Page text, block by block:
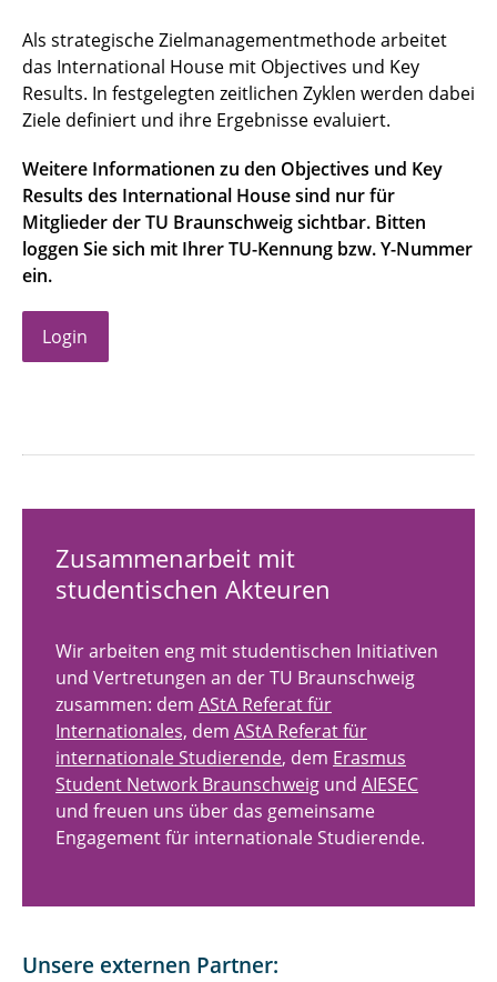
Als strategische Zielmanagementmethode arbeitet
das International House mit Objectives und Key
Results. In festgelegten zeitlichen Zyklen werden dabei
Ziele definiert und ihre Ergebnisse evaluiert.
Weitere Informationen zu den Objectives und Key
Results des International House sind nur für
Mitglieder der TU Braunschweig sichtbar. Bitten
loggen Sie sich mit Ihrer TU-Kennung bzw. Y-Nummer
ein.
Login
Zusammenarbeit mit
studentischen Akteuren
Wir arbeiten eng mit studentischen Initiativen
und Vertretungen an der TU Braunschweig
zusammen: dem AStA Referat für
Internationales, dem AStA Referat für
internationale Studierende, dem Erasmus
Student Network Braunschweig und AIESEC
und freuen uns über das gemeinsame
Engagement für internationale Studierende.
Unsere externen Partner: